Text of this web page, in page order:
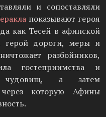
и сопоставляли
показывают героя
как Тесей в афинской
герой дороги, меры и
разбойников,
гостеприимства и
чудовищ, а затем
которую Афины